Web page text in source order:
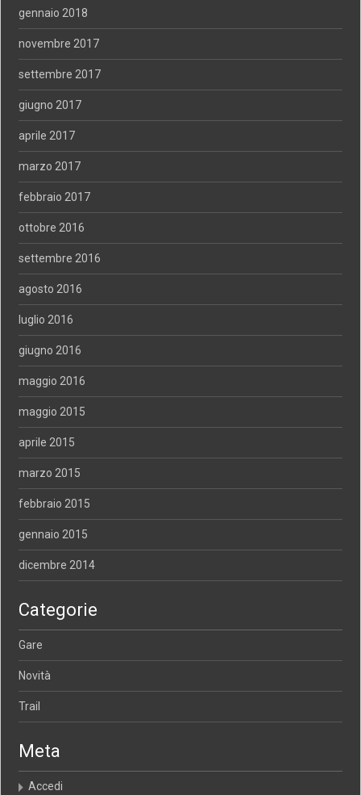
gennaio 2018
novembre 2017
settembre 2017
giugno 2017
aprile 2017
marzo 2017
febbraio 2017
ottobre 2016
settembre 2016
agosto 2016
luglio 2016
giugno 2016
maggio 2016
maggio 2015
aprile 2015
marzo 2015
febbraio 2015
gennaio 2015
dicembre 2014
Categorie
Gare
Novità
Trail
Meta
Accedi